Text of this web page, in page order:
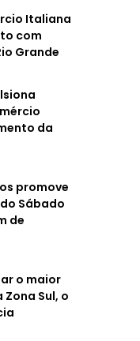
Italiana
com
Grande
da
promove
Sábado
de
o maior
Sul, o